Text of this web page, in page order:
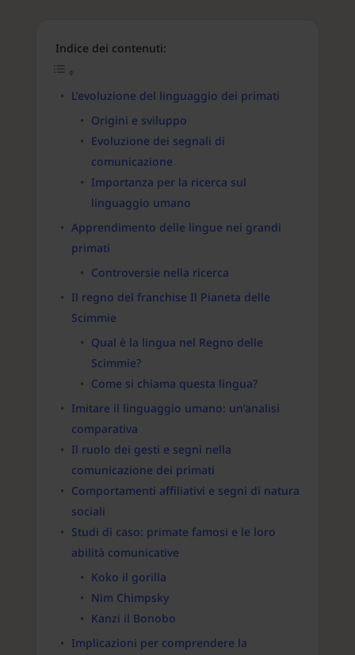
Indice dei contenuti:
L’evoluzione del linguaggio dei primati
Origini e sviluppo
Evoluzione dei segnali di
comunicazione
Importanza per la ricerca sul
linguaggio umano
Apprendimento delle lingue nei grandi
primati
Controversie nella ricerca
Il regno del franchise Il Pianeta delle
Scimmie
Qual è la lingua nel Regno delle
Scimmie?
Come si chiama questa lingua?
Imitare il linguaggio umano: un’analisi
comparativa
Il ruolo dei gesti e segni nella
comunicazione dei primati
Comportamenti affiliativi e segni di natura
sociali
Studi di caso: primate famosi e le loro
abilità comunicative
Koko il gorilla
Nim Chimpsky
Kanzi il Bonobo
Implicazioni per comprendere la